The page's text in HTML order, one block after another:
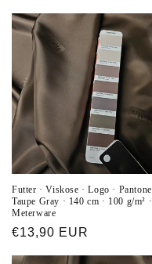
Futter · Viskose · Logo · Pantone
Taupe Gray · 140 cm · 100 g/m² ·
Meterware
Normaler
€13,90 EUR